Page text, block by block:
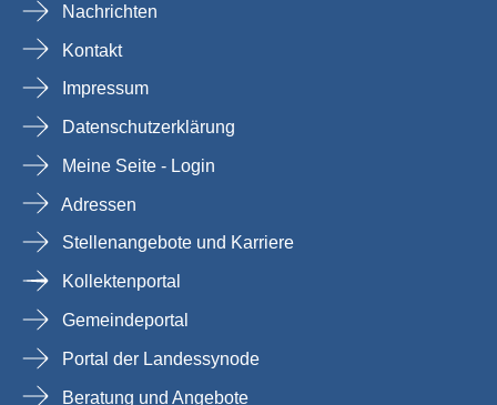
Nachrichten
Kontakt
Impressum
Datenschutzerklärung
Meine Seite - Login
Adressen
Stellenangebote und Karriere
Kollektenportal
Gemeindeportal
Portal der Landessynode
Beratung und Angebote